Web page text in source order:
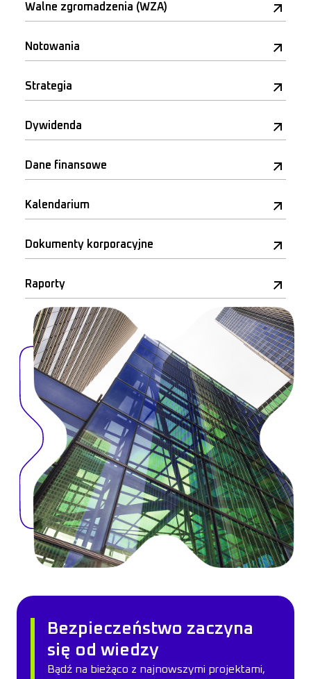
Walne zgromadzenia (WZA)
Notowania
Strategia
Dywidenda
Dane finansowe
Kalendarium
Dokumenty korporacyjne
Raporty
Bezpieczeństwo zaczyna
się od wiedzy
Bądź na bieżąco z najnowszymi projektami,